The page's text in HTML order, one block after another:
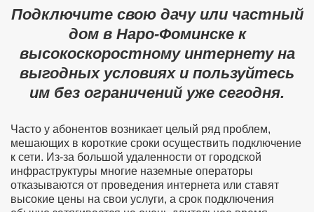
Подключите свою дачу или частный
дом в Наро-Фоминске к
высокоскоростному интернету на
выгодных условиях и пользуйтесь
им без ограничений уже сегодня.
Часто у абонентов возникает целый ряд проблем,
мешающих в короткие сроки осуществить подключение
к сети. Из-за большой удаленности от городской
инфраструктуры многие наземные операторы
отказываются от проведения интернета или ставят
высокие цены на свои услуги, а срок подключения